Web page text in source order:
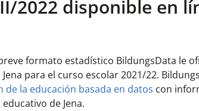
2022 disponible en
formato estadístico BildungsData le
para el curso escolar 2021/22.
de la educación basada en datos con
de Jena.